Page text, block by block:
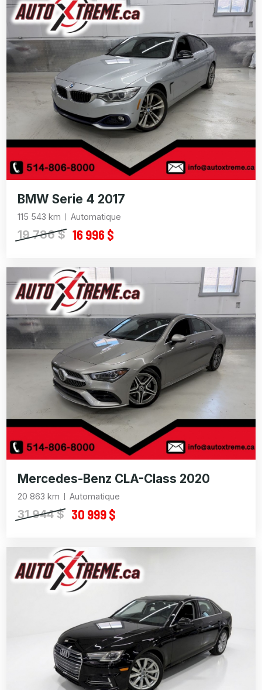
BMW Serie 4 2017
115 543 km Automatique
19 786 $ 16 996 $
Mercedes-Benz CLA-Class 2020
20 863 km Automatique
31 944 $ 30 999 $